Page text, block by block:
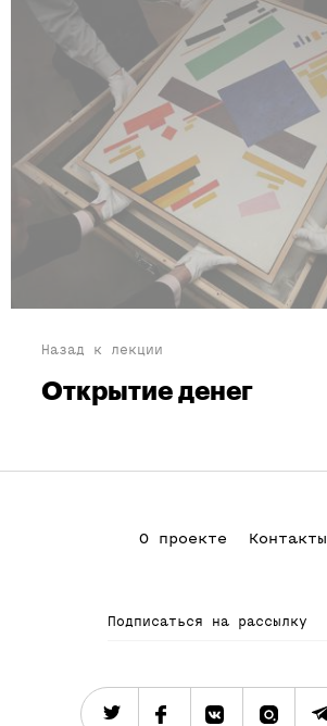
Назад к лекции
Открытие денег
О проекте Контакты
Подписаться на рассылку